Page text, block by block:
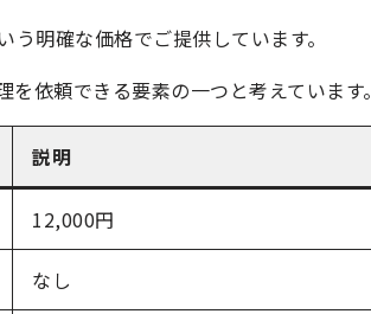
う明確な価格でご提供しています。
依頼できる要素の一つと考えています。
説明
12,000円
なし